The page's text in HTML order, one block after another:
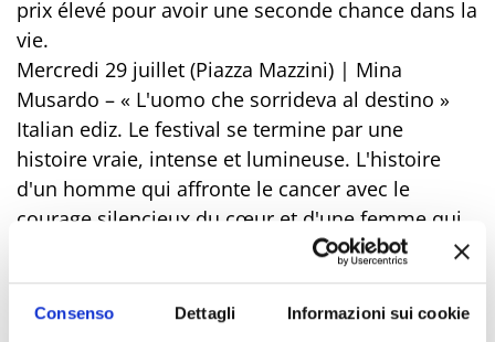
Consenso Dettagli Informazioni sui cookie
prix élevé pour avoir une seconde chance dans la
vie.
Mercredi 29 juillet (Piazza Mazzini) | Mina
Musardo – « L'uomo che sorrideva al destino »
Italian ediz. Le festival se termine par une
histoire vraie, intense et lumineuse. L'histoire
d'un homme qui affronte le cancer avec le
courage silencieux du cœur et d'une femme qui,
à ses côtés, découvre le pouvoir le plus
authentique de l'amour et de l'espoir face à la
peur.